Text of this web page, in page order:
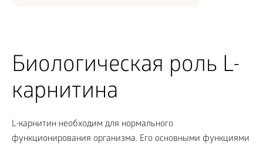
Биологическая роль L-
карнитина
L-карнитин необходим для нормального
функционирования организма. Его основными функциями